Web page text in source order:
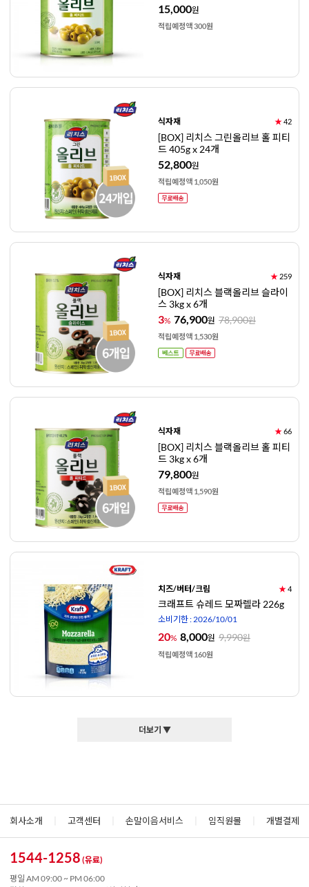
15,000원
적립예정액 300원
식자재 ★42
[BOX] 리치스 그린올리브 홀 피티
드 405g x 24개
52,800원
적립예정액 1,050원
식자재 ★ 259
[BOX] 리치스 블랙올리브 슬라이
스 3kg x 6개
3% 76,900원 78,900원
적립예정액 1,530원
식자재 ★66
[BOX] 리치스 블랙올리브 홀 피티
드 3kg x 6개
79,800원
적립예정액 1,590원
치즈/버터/크림 ★4
크래프트 슈레드 모짜렐라 226g
소비기한 : 2026/10/01
20% 8,000원 9,990원
적립예정액 160원
더보기 ▼
회사소개 고객센터 손말이음서비스 임직원몰 개별결제
1544-1258 (유료)
평일 AM 09:00 ~ PM 06:00